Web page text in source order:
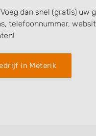
dan snel (gratis) uw
telefoonnummer,
in Meterik